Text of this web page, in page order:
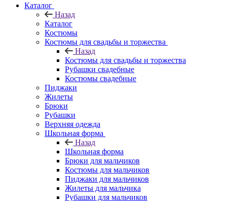
Каталог
Назад
Каталог
Костюмы
Костюмы для свадьбы и торжества
Назад
Костюмы для свадьбы и торжества
Рубашки свадебные
Костюмы свадебные
Пиджаки
Жилеты
Брюки
Рубашки
Верхняя одежда
Школьная форма
Назад
Школьная форма
Брюки для мальчиков
Костюмы для мальчиков
Пиджаки для мальчиков
Жилеты для мальчика
Рубашки для мальчиков